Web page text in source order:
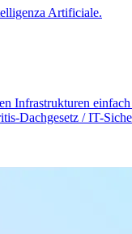
Artificiale.
Infrastrukturen
Dachgesetz / IT-